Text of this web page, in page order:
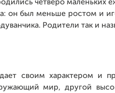
четверо маленьких
он был меньше ростом и
Родители так и
своим характером и
мир, другой